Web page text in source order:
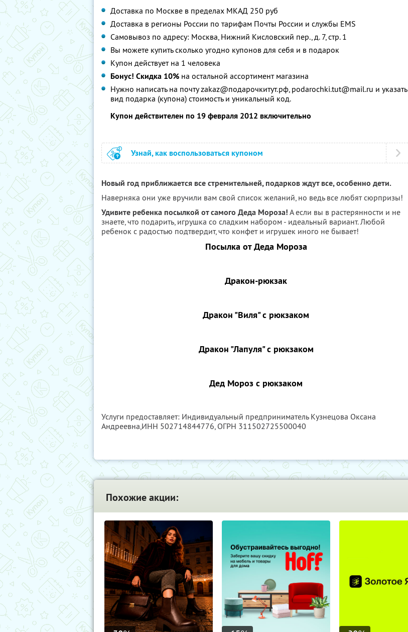
Доставка по Москве в пределах МКАД 250 руб
Доставка в регионы России по тарифам Почты России и службы EMS
Самовывоз по адресу: Москва, Нижний Кисловский пер., д. 7, стр. 1
Вы можете купить сколько угодно купонов для себя и в подарок
Купон действует на 1 человека
Бонус! Скидка 10% на остальной ассортимент магазина
Нужно написать на почту zakaz@подарочкитут.рф, podarochki.tut@mail.ru и указать
вид подарка (купона) стоимость и уникальный код.
Купон действителен по 19 февраля 2012 включительно
Узнай, как воспользоваться купоном
Новый год приближается все стремительней, подарков ждут все, особенно дети.
Наверняка они уже вручили вам свой список желаний, но ведь все любят сюрпризы!
Удивите ребенка посылкой от самого Деда Мороза! А если вы в растерянности и не
знаете, что подарить, игрушка со сладким набором - идеальный вариант. Любой
ребенок с радостью подтвердит, что конфет и игрушек иного не бывает!
Посылка от Деда Мороза
Дракон-рюкзак
Дракон "Виля" с рюкзаком
Дракон "Лапуля" с рюкзаком
Дед Мороз с рюкзаком
Услуги предоставляет: Индивидуальный предприниматель Кузнецова Оксана
Андреевна,ИНН 502714844776, ОГРН 311502725500040
Похожие акции: